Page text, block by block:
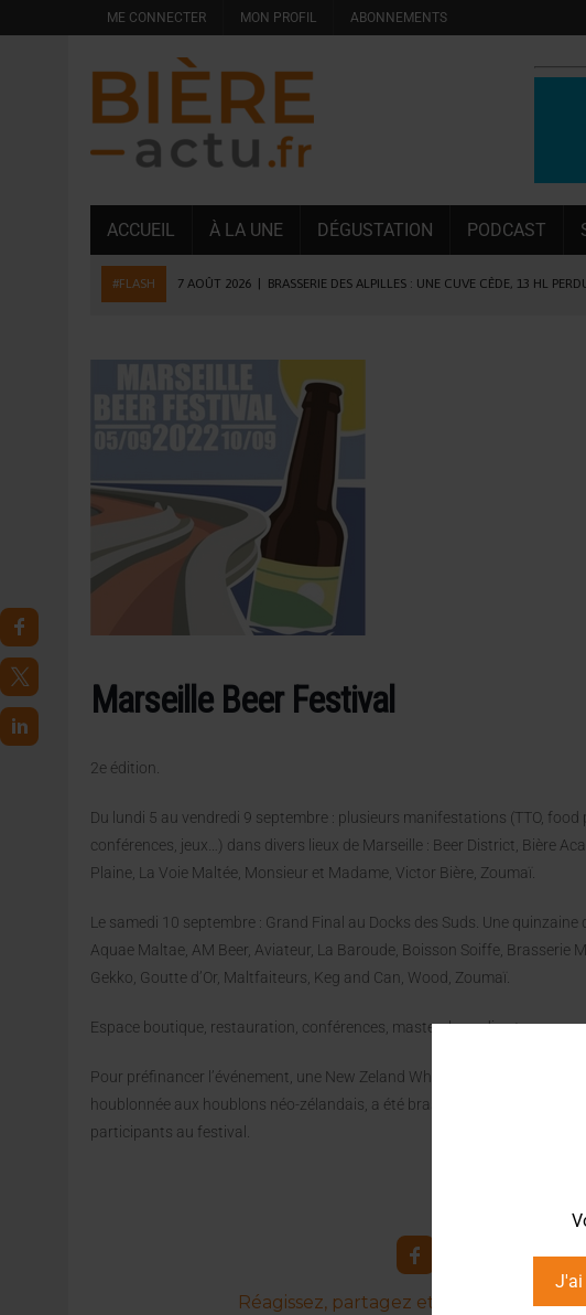
J'ai
ME CONNECTER MON PROFIL ABONNEMENTS
ACCUEIL À LA UNE DÉGUSTATION PODCAST
#FLASH 7 AOÛT 2026 BRASSERIE DES ALPILLES : UNE CUVE CÈDE, 13 HL
SAVERNE : LA FÊTE DE LA BIÈRE SOUFFLE SA 15E BOUGIE
HEINEKEN A SUPPRIMÉ 3 000 POSTES AU PREMIER SEMESTRE
ISÈRE : LA BRASSERIE DU DAUPHINÉ AUGMENTE SA CAPACITÉ DE 50
DESPERADOS AVENIDA : 3 INNOVATIONS LATINES DE L’ÉTÉ
4 AOÛT 2026 | LA GÉNÉRATION Z ET LA MODÉRATION RÉINVENTENT LE MARCHÉ
7 AOÛT 2026 LES EXPORTATIONS DE L’UE CHUTENT DE 11 % EN 2025
Marseille Beer Festival
2e édition.
Du lundi 5 au vendredi 9 septembre : plusieurs manifestations (TTO, food
conférences, jeux…) dans divers lieux de Marseille : Beer District, Bière
Plaine, La Voie Maltée, Monsieur et Madame, Victor Bière, Zoumaï.
Le samedi 10 septembre : Grand Final au Docks des Suds. Une quinzaine
Aquae Maltae, AM Beer, Aviateur, La Baroude, Boisson Soiffe, Brasserie
Gekko, Goutte d’Or, Maltfaiteurs, Keg and Can, Wood, Zoumaï.
Espace boutique, restauration, conférences, masterclass, dj-sets…
Pour préfinancer l’événement, une New Zeland Wheat Ale, la M.B.F 2,
houblonnée aux houblons néo-zélandais, a été brassée. Elle sera
participants au festival.
Réagissez, partagez et commentez